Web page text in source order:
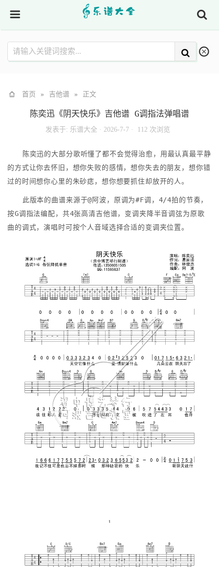
首页 » 吉他谱 » 正文
陈奕迅《阴天快乐》吉他谱 G调指法弹唱谱
发表于: 乐谱大全· 2026-7-7 · 112 次浏览
陈奕迅的大部分歌听懂了都不会觉得治愈，用最认真最平静
的方式让你去怀旧，想你失败的感情，想你失去的朋友，想你错
过的时间想你心里的朱砂痣，想你想要抓住却放开的人。
此版本的曲谱来源于@阿波，原调为#F调，4/4拍的节奏，
按G调指法编配，共4张高清吉他谱，变调夹降半音调弦为原歌
曲的调式，演唱时可按个人音域选择合适的变调夹位置。